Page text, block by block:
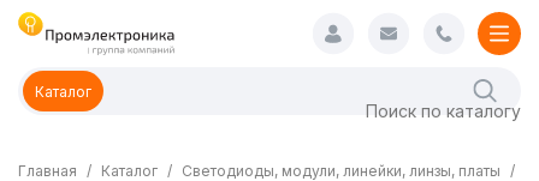
Каталог
Главная Каталог
Светодиоды, модули, линейки, линзы, платы